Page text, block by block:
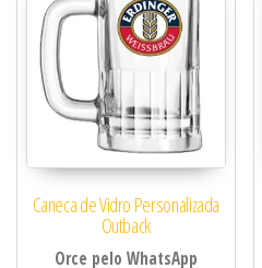
Caneca de Vidro Personalizada
Outback
Orce pelo WhatsApp